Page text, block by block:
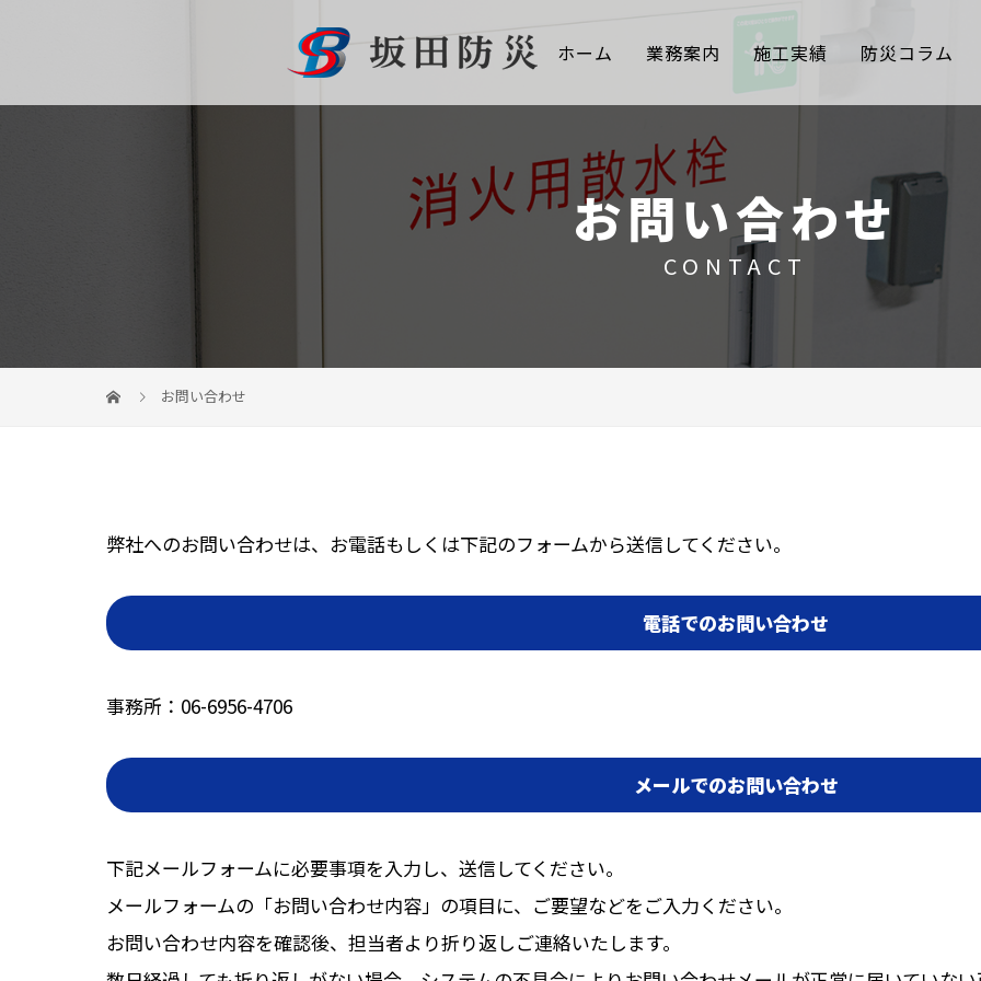
ホーム 業務案内 施工実績 防災コラム
お問い合わせ
CONTACT
お問い合わせ
弊社へのお問い合わせは、お電話もしくは下記のフォームから送信してください。
電話でのお問い合わせ
事務所： 06-6956-4706
メールでのお問い合わせ
下記メールフォームに必要事項を入力し、送信してください。
メールフォームの「お問い合わせ内容」の項目に、ご要望などをご入力ください。
お問い合わせ内容を確認後、担当者より折り返しご連絡いたします。